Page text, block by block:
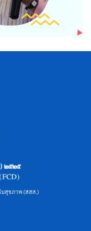
มสุขภาพ (สสส.)